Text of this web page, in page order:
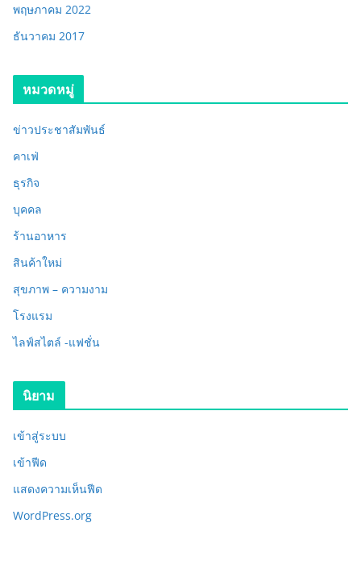
พฤษภาคม 2022
ธันวาคม 2017
หมวดหมู่
ข่าวประชาสัมพันธ์
คาเฟ่
ธุรกิจ
บุคคล
ร้านอาหาร
สินค้าใหม่
สุขภาพ – ความงาม
โรงแรม
ไลฟ์สไตล์ -แฟชั่น
นิยาม
เข้าสู่ระบบ
เข้าฟีด
แสดงความเห็นฟีด
WordPress.org